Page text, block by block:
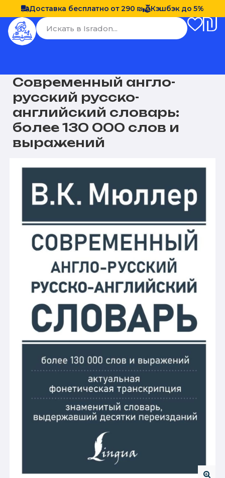
Доставка бесплатно от 290 ₪ Кэшбэк до 5%
Современный англо-
русский русско-
английский словарь:
более 130 000 слов и
выражений